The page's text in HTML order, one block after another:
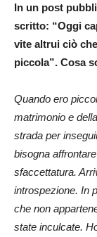
In un post
scritto: “Oggi
vite altrui ciò
piccola”. Cosa
Quando ero
matrimonio e
strada per
bisogna
sfaccettatura.
introspezione. In
che non
state inculcate.